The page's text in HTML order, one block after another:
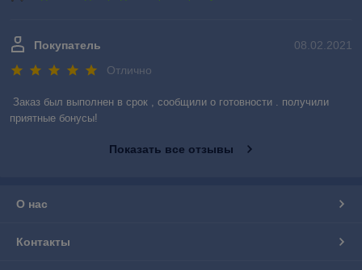
08.02.2021
Покупатель
Отлично
Заказ был выполнен в срок , сообщили о готовности . получили
приятные бонусы!
Показать все отзывы
О нас
Контакты